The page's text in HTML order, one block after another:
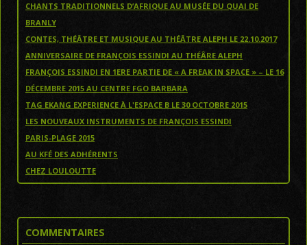
CHANTS TRADITIONNELS D’AFRIQUE AU MUSÉE DU QUAI DE
BRANLY
CONTES, THÉÂTRE ET MUSIQUE AU THÉÂTRE ALEPH LE 22.10.2017
ANNIVERSAIRE DE FRANÇOIS ESSINDI AU THÉÂRE ALEPH
FRANÇOIS ESSINDI EN 1ERE PARTIE DE « A FREAK IN SPACE » – LE 16
DÉCEMBRE 2015 AU CENTRE FGO BARBARA
TAG EKANG EXPERIENCE À L'ESPACE B LE 30 OCTOBRE 2015
LES NOUVEAUX INSTRUMENTS DE FRANÇOIS ESSINDI
PARIS-PLAGE 2015
AU KFÉ DES ADHÉRENTS
CHEZ LOULOUTTE
COMMENTAIRES